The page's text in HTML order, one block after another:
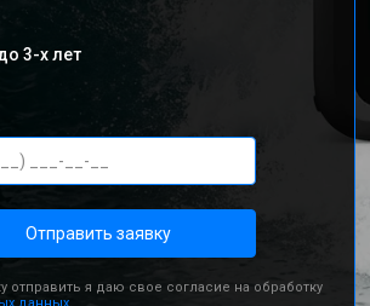
3-х лет
Отправить заявку
отправить я даю свое согласие на обработку